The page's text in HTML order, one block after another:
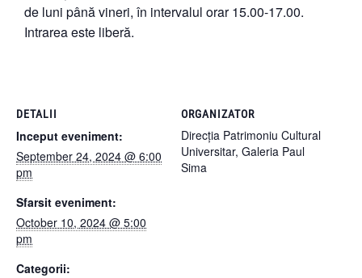
de luni până vineri, în intervalul orar 15.00-17.00.
Intrarea este liberă.
DETALII
Inceput eveniment:
September 24, 2024 @ 6:00
pm
Sfarsit eveniment:
October 10, 2024 @ 5:00
pm
Categorii:
ORGANIZATOR
Direcția Patrimoniu Cultural
Universitar, Galeria Paul
Sima